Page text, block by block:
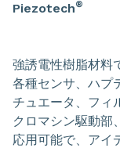
Piezotech®
強誘電性樹脂材料
各種センサ、ハプ
チュエータ、フィ
クロマシン駆動
応用可能で、アイ